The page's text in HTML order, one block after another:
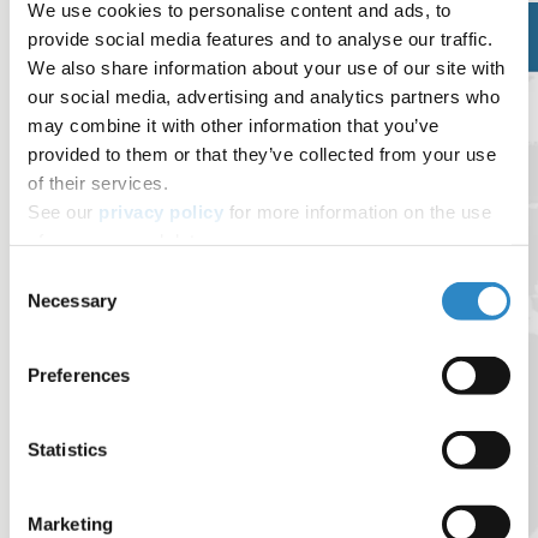
We use cookies to personalise content and ads, to
provide social media features and to analyse our traffic.
We also share information about your use of our site with
our social media, advertising and analytics partners who
may combine it with other information that you’ve
provided to them or that they’ve collected from your use
of their services.
See our privacy policy for more information on the use
Selection
Necessary
Preferences
Statistics
Marketing